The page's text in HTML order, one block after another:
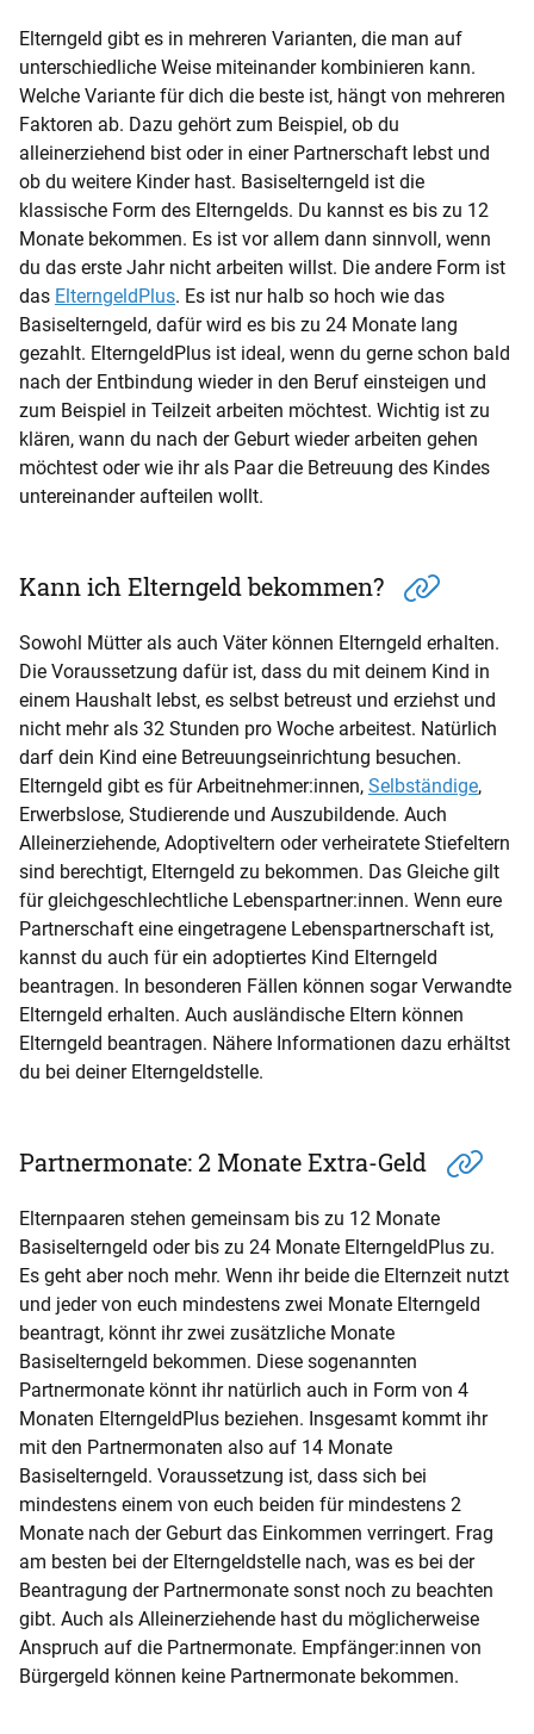
Elterngeld gibt es in mehreren Varianten, die man auf
unterschiedliche Weise miteinander kombinieren kann.
Welche Variante für dich die beste ist, hängt von mehreren
Faktoren ab. Dazu gehört zum Beispiel, ob du
alleinerziehend bist oder in einer Partnerschaft lebst und
ob du weitere Kinder hast. Basiselterngeld ist die
klassische Form des Elterngelds. Du kannst es bis zu 12
Monate bekommen. Es ist vor allem dann sinnvoll, wenn
du das erste Jahr nicht arbeiten willst. Die andere Form ist
das ElterngeldPlus. Es ist nur halb so hoch wie das
Basiselterngeld, dafür wird es bis zu 24 Monate lang
gezahlt. ElterngeldPlus ist ideal, wenn du gerne schon bald
nach der Entbindung wieder in den Beruf einsteigen und
zum Beispiel in Teilzeit arbeiten möchtest. Wichtig ist zu
klären, wann du nach der Geburt wieder arbeiten gehen
möchtest oder wie ihr als Paar die Betreuung des Kindes
untereinander aufteilen wollt.
Kann ich Elterngeld bekommen?
Sowohl Mütter als auch Väter können Elterngeld erhalten.
Die Voraussetzung dafür ist, dass du mit deinem Kind in
einem Haushalt lebst, es selbst betreust und erziehst und
nicht mehr als 32 Stunden pro Woche arbeitest. Natürlich
darf dein Kind eine Betreuungseinrichtung besuchen.
Elterngeld gibt es für Arbeitnehmer:innen, Selbständige,
Erwerbslose, Studierende und Auszubildende. Auch
Alleinerziehende, Adoptiveltern oder verheiratete Stiefeltern
sind berechtigt, Elterngeld zu bekommen. Das Gleiche gilt
für gleichgeschlechtliche Lebenspartner:innen. Wenn eure
Partnerschaft eine eingetragene Lebenspartnerschaft ist,
kannst du auch für ein adoptiertes Kind Elterngeld
beantragen. In besonderen Fällen können sogar Verwandte
Elterngeld erhalten. Auch ausländische Eltern können
Elterngeld beantragen. Nähere Informationen dazu erhältst
du bei deiner Elterngeldstelle.
Partnermonate: 2 Monate Extra-Geld
Elternpaaren stehen gemeinsam bis zu 12 Monate
Basiselterngeld oder bis zu 24 Monate ElterngeldPlus zu.
Es geht aber noch mehr. Wenn ihr beide die Elternzeit nutzt
und jeder von euch mindestens zwei Monate Elterngeld
beantragt, könnt ihr zwei zusätzliche Monate
Basiselterngeld bekommen. Diese sogenannten
Partnermonate könnt ihr natürlich auch in Form von 4
Monaten ElterngeldPlus beziehen. Insgesamt kommt ihr
mit den Partnermonaten also auf 14 Monate
Basiselterngeld. Voraussetzung ist, dass sich bei
mindestens einem von euch beiden für mindestens 2
Monate nach der Geburt das Einkommen verringert. Frag
am besten bei der Elterngeldstelle nach, was es bei der
Beantragung der Partnermonate sonst noch zu beachten
gibt. Auch als Alleinerziehende hast du möglicherweise
Anspruch auf die Partnermonate. Empfänger:innen von
Bürgergeld können keine Partnermonate bekommen.